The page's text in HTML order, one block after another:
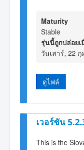
Maturity
Stable
รุ่นนี้ถูกปล่อยเ
วันเสาร์, 22
ดูไฟล์
เวอร์ชัน
This is the